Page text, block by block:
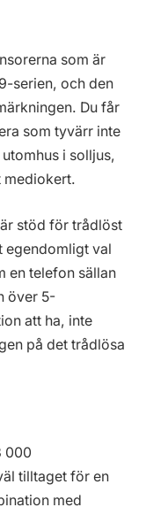
som är
serien, och den
Du får
som tyvärr inte
i solljus,
mediokert.
stöd för trådlöst
egendomligt val
en telefon sällan
över 5-
att ha, inte
på det trådlösa
000
tilltaget för en
med